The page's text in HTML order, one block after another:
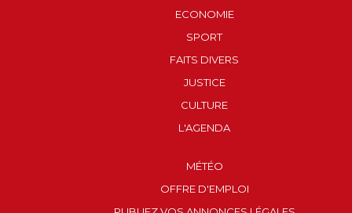
ECONOMIE
SPORT
FAITS DIVERS
JUSTICE
CULTURE
L'AGENDA
MÉTÉO
OFFRE D'EMPLOI